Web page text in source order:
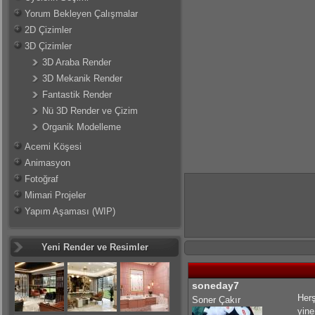
soneday7
Soner Çakır
Yorum Bekleyen Çalışmalar
2D Çizimler
3D Çizimler
3D Araba Render
3D Mekanik Render
Fantastik Render
Nü 3D Render ve Çizim
Organik Modelleme
Acemi Köşesi
Animasyon
Fotoğraf
Mimari Projeler
Yapım Aşaması (WIP)
Yeni Render ve Resimler